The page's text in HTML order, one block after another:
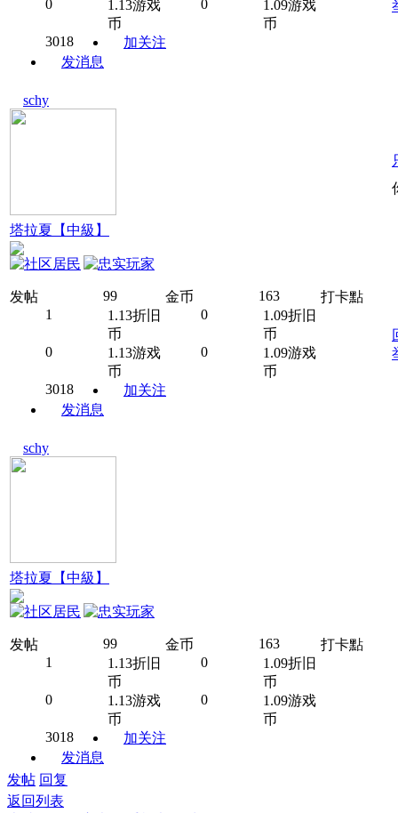
0
1.13游戏
币
0
1.09游戏
币
3018
加关注
发消息
schy
塔拉夏【中級】
发帖 99 金币 163
打卡點
1
1.13折旧
币
0
1.09折旧
币
0
1.13游戏
币
0
1.09游戏
币
3018
加关注
发消息
schy
塔拉夏【中級】
发帖 99 金币 163
打卡點
1
1.13折旧
币
0
1.09折旧
币
0
1.13游戏
币
0
1.09游戏
币
3018
加关注
发消息
发帖 回复
返回列表